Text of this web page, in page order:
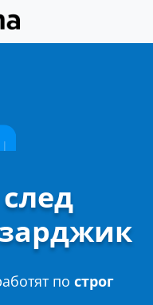
по строг